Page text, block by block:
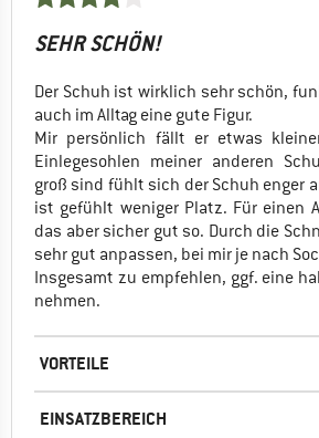
SEHR SCHÖN!
Der Schuh ist wirklich sehr schön,
auch im Alltag eine gute Figur.
Mir persönlich fällt er etwas
Einlegesohlen meiner anderen
groß sind fühlt sich der Schuh enger
ist gefühlt weniger Platz. Für einen
das aber sicher gut so. Durch die
sehr gut anpassen, bei mir je nach
Insgesamt zu empfehlen, ggf. eine
nehmen.
VORTEILE
EINSATZBEREICH